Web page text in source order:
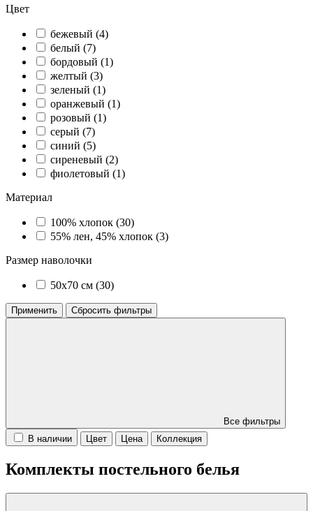
Цвет
бежевый (4)
белый (7)
бордовый (1)
желтый (3)
зеленый (1)
оранжевый (1)
розовый (1)
серый (7)
синий (5)
сиреневый (2)
фиолетовый (1)
Материал
100% хлопок (30)
55% лен, 45% хлопок (3)
Размер наволочки
50х70 см (30)
Применить Сбросить фильтры
Все фильтры
В наличии
Цвет Цена Коллекция
Комплекты постельного белья